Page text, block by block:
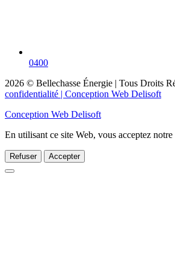
0400
2026 © Bellechasse Énergie | Tous Droits
confidentialité | Conception Web Delisoft
Conception Web Delisoft
En utilisant ce site Web, vous acceptez
Refuser Accepter